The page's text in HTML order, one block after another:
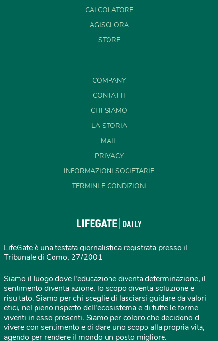
CALCOLATORE
AGISCI ORA
STORE
COMPANY
CONTATTI
CHI SIAMO
LA STORIA
MAIL
PRIVACY
INFORMAZIONI SOCIETARIE
TERMINI E CONDIZIONI
LifeGate è una testata giornalistica registrata presso il
Tribunale di Como, 27/2001
Siamo il luogo dove l'educazione diventa determinazione, il
sentimento diventa azione, lo scopo diventa soluzione e
risultato. Siamo per chi sceglie di lasciarsi guidare da valori
etici, nel pieno rispetto dell'ecosistema e di tutte le forme
viventi in esso presenti. Siamo per coloro che decidono di
vivere con sentimento e di dare uno scopo alla propria vita,
agendo per rendere il mondo un posto migliore.